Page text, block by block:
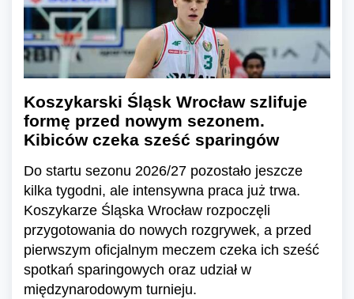
Koszykarski Śląsk Wrocław szlifuje
formę przed nowym sezonem.
Kibiców czeka sześć sparingów
Do startu sezonu 2026/27 pozostało jeszcze
kilka tygodni, ale intensywna praca już trwa.
Koszykarze Śląska Wrocław rozpoczęli
przygotowania do nowych rozgrywek, a przed
pierwszym oficjalnym meczem czeka ich sześć
spotkań sparingowych oraz udział w
międzynarodowym turnieju.